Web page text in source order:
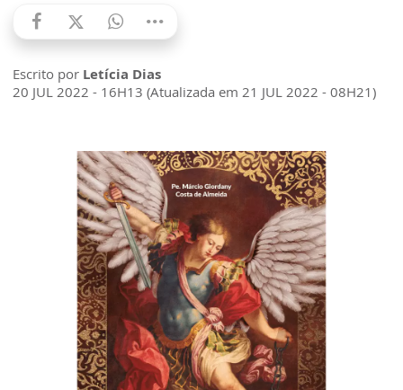
Escrito por Letícia Dias
20 JUL 2022 - 16H13 (Atualizada em 21 JUL 2022 - 08H21)